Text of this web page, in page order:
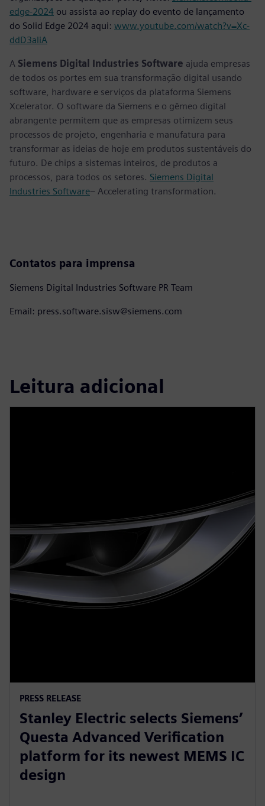
edge-2024 ou assista ao replay do evento de lançamento
do Solid Edge 2024 aqui: www.youtube.com/watch?v=Xc-
ddD3aliA
A Siemens Digital Industries Software ajuda empresas
de todos os portes em sua transformação digital usando
software, hardware e serviços da plataforma Siemens
Xcelerator. O software da Siemens e o gêmeo digital
abrangente permitem que as empresas otimizem seus
processos de projeto, engenharia e manufatura para
transformar as ideias de hoje em produtos sustentáveis do
futuro. De chips a sistemas inteiros, de produtos a
processos, para todos os setores. Siemens Digital
Industries Software– Accelerating transformation.
Contatos para imprensa
Siemens Digital Industries Software PR Team
Email: press.software.sisw@siemens.com
Leitura adicional
PRESS RELEASE
Stanley Electric selects Siemens’
Questa Advanced Verification
platform for its newest MEMS IC
design